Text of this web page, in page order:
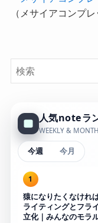
（メサイアコンプ
人気noteラ
WEEKLY &
今週 今月
1
猿になりたくなけれ
ライティングとフラ
立化｜みんなのモラ